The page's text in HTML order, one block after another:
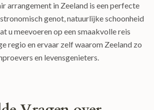
arrangement in Zeeland is een perfecte
genot, natuurlijke schoonheid
u meevoeren op een smaakvolle reis
regio en ervaar zelf waarom Zeeland zo
en levensgenieters.